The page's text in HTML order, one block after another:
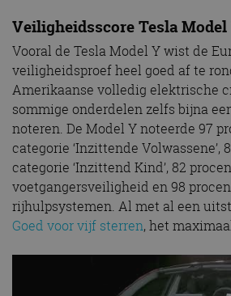
Veiligheidsscore Tesla Model
Vooral de Tesla Model Y wist de
veiligheidsproef heel goed af te
Amerikaanse volledig elektrische
sommige onderdelen zelfs bijna
noteren. De Model Y noteerde 97
categorie ‘Inzittende Volwassene’,
categorie ‘Inzittend Kind’, 82
voetgangersveiligheid en 98
rijhulpsystemen. Al met al een
Goed voor vijf sterren, het